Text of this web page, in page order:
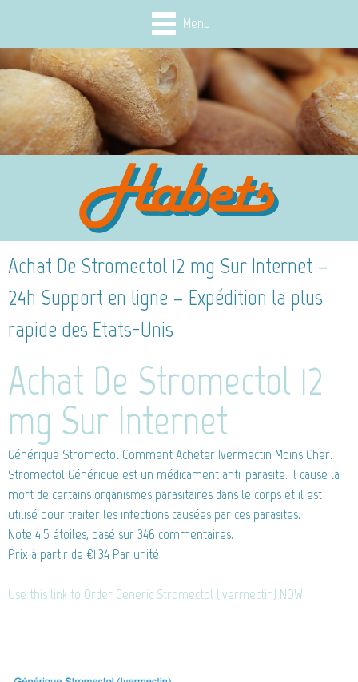
Menu
Achat De Stromectol 12 mg Sur Internet –
24h Support en ligne – Expédition la plus
rapide des Etats-Unis
Achat De Stromectol 12
mg Sur Internet
Générique Stromectol Comment Acheter Ivermectin Moins Cher.
Stromectol Générique est un médicament anti-parasite. Il cause la
mort de certains organismes parasitaires dans le corps et il est
utilisé pour traiter les infections causées par ces parasites.
Note 4.5 étoiles, basé sur346 commentaires.
Prix à partir de €1.34 Par unité
Use this link to Order Generic Stromectol (Ivermectin) NOW!